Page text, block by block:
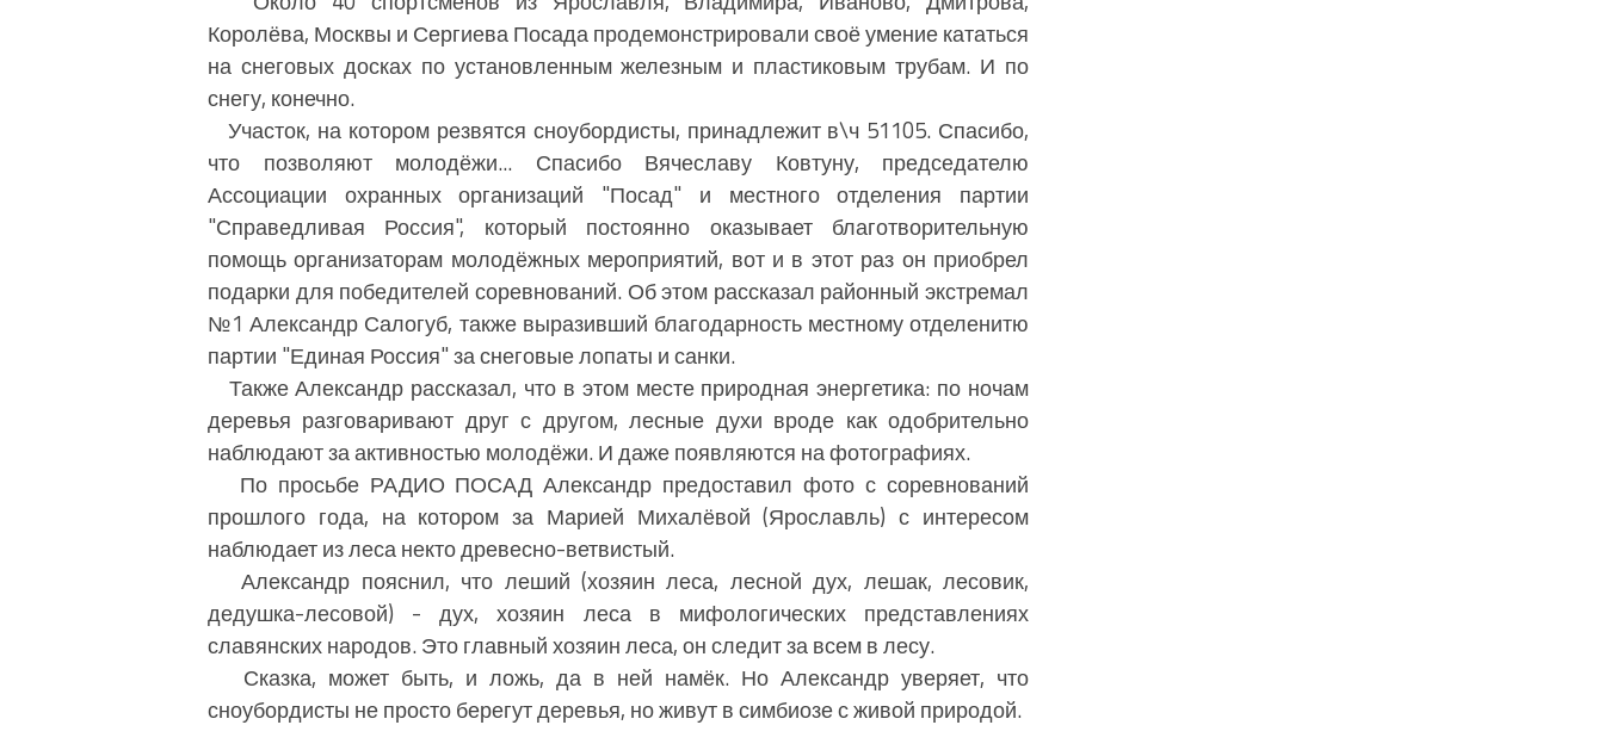
Королёва, Москвы и Сергиева Посада продемонстрировали своё умение кататься
на снеговых досках по установленным железным и пластиковым трубам. И по
снегу, конечно.
Участок, на котором резвятся сноубордисты, принадлежит в\ч 51105. Спасибо,
что позволяют молодёжи... Спасибо Вячеславу Ковтуну, председателю
Ассоциации охранных организаций "Посад" и местного отделения партии
"Справедливая Россия", который постоянно оказывает благотворительную
помощь организаторам молодёжных мероприятий, вот и в этот раз он приобрел
подарки для победителей соревнований. Об этом рассказал районный экстремал
№1 Александр Салогуб, также выразивший благодарность местному отделенитю
партии "Единая Россия" за снеговые лопаты и санки.
Также Александр рассказал, что в этом месте природная энергетика: по ночам
деревья разговаривают друг с другом, лесные духи вроде как одобрительно
наблюдают за активностью молодёжи. И даже появляются на фотографиях.
По просьбе РАДИО ПОСАД Александр предоставил фото с соревнований
прошлого года, на котором за Марией Михалёвой (Ярославль) с интересом
наблюдает из леса некто древесно-ветвистый.
Александр пояснил, что леший (хозяин леса, лесной дух, лешак, лесовик,
дедушка-лесовой) - дух, хозяин леса в мифологических представлениях
славянских народов. Это главный хозяин леса, он следит за всем в лесу.
Сказка, может быть, и ложь, да в ней намёк. Но Александр уверяет, что
сноубордисты не просто берегут деревья, но живут в симбиозе с живой природой.